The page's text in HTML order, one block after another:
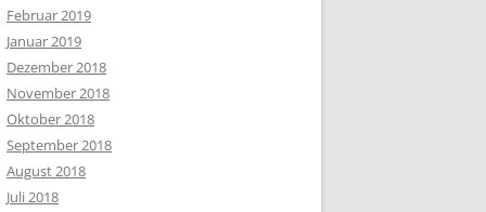
Februar 2019
Januar 2019
Dezember 2018
November 2018
Oktober 2018
September 2018
August 2018
Juli 2018